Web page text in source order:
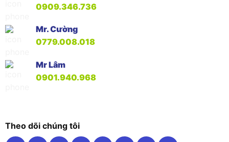
0909.346.736
Mr. Cường
0779.008.018
Mr Lâm
0901.940.968
Theo dõi chúng tôi